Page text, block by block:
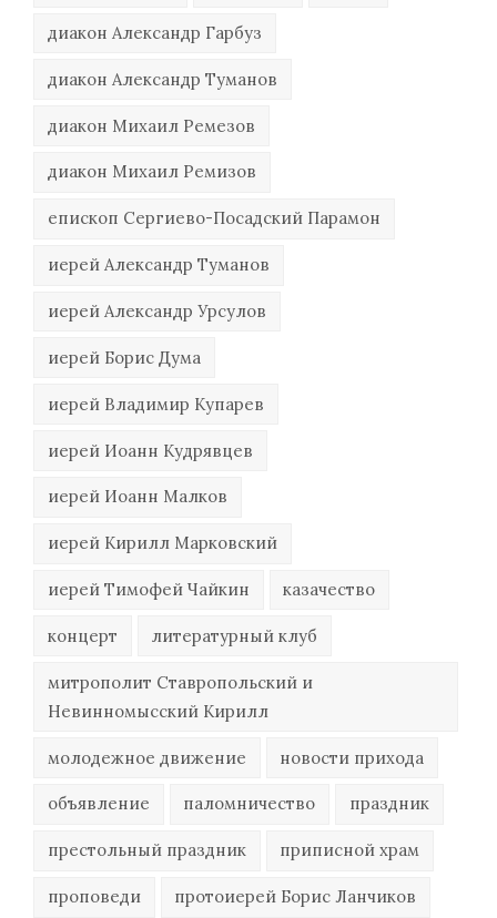
диакон Александр Гарбуз
диакон Александр Туманов
диакон Михаил Ремезов
диакон Михаил Ремизов
епископ Сергиево-Посадский Парамон
иерей Александр Туманов
иерей Александр Урсулов
иерей Борис Дума
иерей Владимир Купарев
иерей Иоанн Кудрявцев
иерей Иоанн Малков
иерей Кирилл Марковский
иерей Тимофей Чайкин казачество
концерт литературный клуб
митрополит Ставропольский и
Невинномысский Кирилл
молодежное движение новости прихода
объявление паломничество праздник
престольный праздник приписной храм
проповеди протоиерей Борис Ланчиков